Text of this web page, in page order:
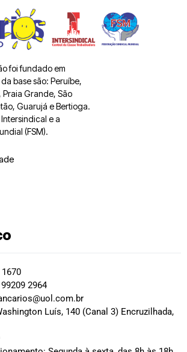
foi fundado em
da base são: Peruíbe,
Grande, São
Guarujá e Bertioga.
e a
(FSM).
2964
Luís, 140 (Canal 3) Encruzilhada,